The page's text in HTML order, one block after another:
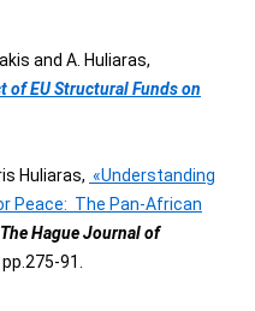
and A. Huliaras,
of EU Structural Funds on
Huliaras, «Understanding
Peace: The Pan-African
The Hague Journal of
91.